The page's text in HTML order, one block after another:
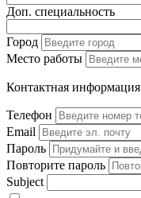
Доп. специальность
Город
Место работы
Контактная информация
Телефон
Email
Пароль
Повторите пароль
Subject